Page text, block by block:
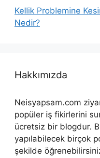
Kellik Problemine
Nedir?
Hakkımızda
Neisyapsam.com
popüler iş fikirlerini
ücretsiz bir blogdur.
yapılabilecek birçok
şekilde